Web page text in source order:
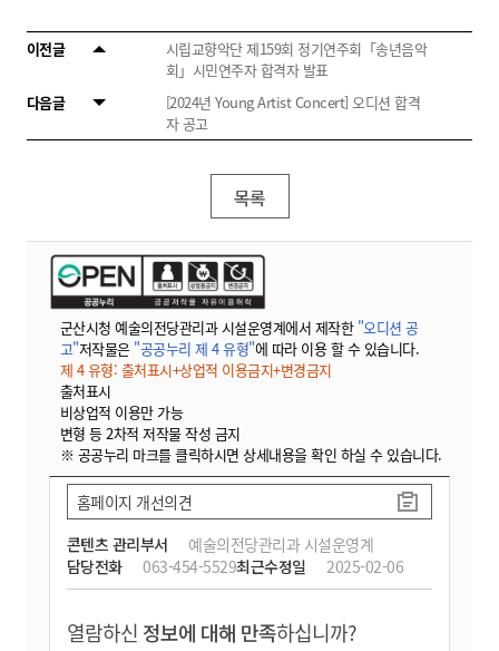
이전글
시립교향악단 제159회 정기연주회「송년음악
회」시민연주자 합격자 발표
다음글
[2024년 Young Artist Concert] 오디션 합격
자 공고
목록
군산시청 예술의전당관리과 시설운영계에서 제작한 "오디션 공
고"저작물은 "공공누리 제 4 유형"에 따라 이용 할 수 있습니다.
제 4 유형: 출처표시+상업적 이용금지+변경금지
출처표시
비상업적 이용만 가능
변형 등 2차적 저작물 작성 금지
※ 공공누리 마크를 클릭하시면 상세내용을 확인 하실 수 있습니다.
콘텐츠 관리부서
예술의전당관리과 시설운영계
담당전화
063-454-5529최근수정일 2025-02-06
홈페이지 개선의견
열람하신 정보에 대해 만족하십니까?